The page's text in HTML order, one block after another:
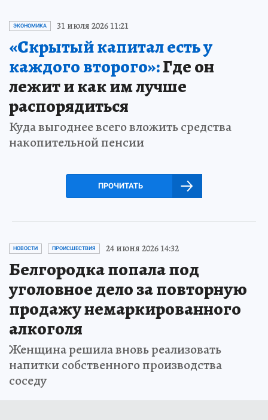
ЭКОНОМИКА 31 июля 2026 11:21
«Скрытый капитал есть у
каждого второго»:Где он
лежит и как им лучше
распорядиться
Куда выгоднее всего вложить средства
накопительной пенсии
ПРОЧИТАТЬ
НОВОСТИ ПРОИСШЕСТВИЯ 24 июня 2026 14:32
Белгородка попала под
уголовное дело за повторную
продажу немаркированного
алкоголя
Женщина решила вновь реализовать
напитки собственного производства
соседу